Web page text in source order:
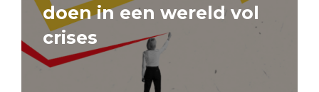
doen in een wereld vol
crises